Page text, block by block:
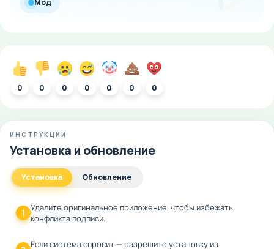
Мод
0 0 0 0 0 0 0
ИНСТРУКЦИИ
Установка и обновление
Установка Обновление
1 Удалите оригинальное приложение, чтобы избежать
конфликта подписи.
Если система спросит — разрешите установку из